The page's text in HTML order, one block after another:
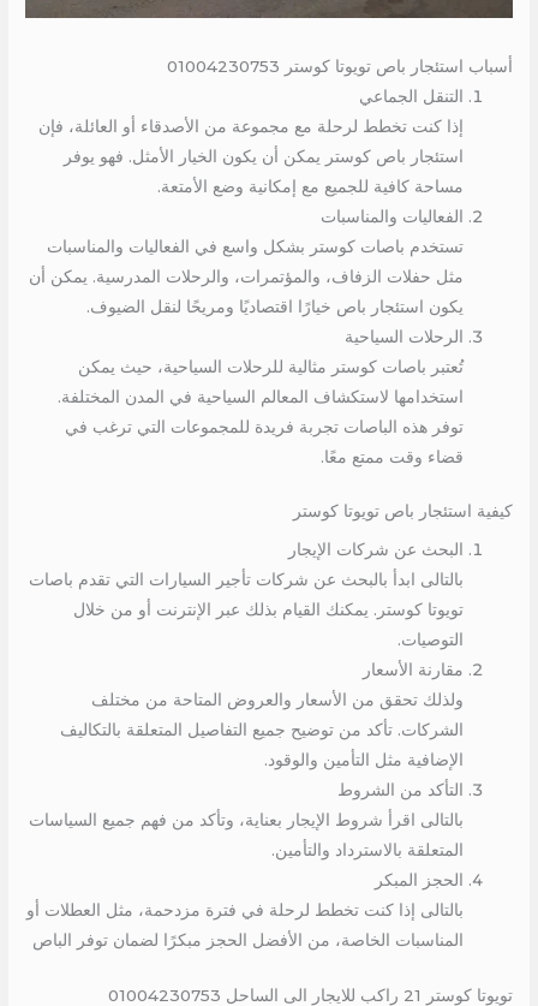
أسباب استئجار باص تويوتا كوستر 01004230753
التنقل الجماعي
إذا كنت تخطط لرحلة مع مجموعة من الأصدقاء أو العائلة، فإن
استئجار باص كوستر يمكن أن يكون الخيار الأمثل. فهو يوفر
مساحة كافية للجميع مع إمكانية وضع الأمتعة.
الفعاليات والمناسبات
تستخدم باصات كوستر بشكل واسع في الفعاليات والمناسبات
مثل حفلات الزفاف، والمؤتمرات، والرحلات المدرسية. يمكن أن
يكون استئجار باص خيارًا اقتصاديًا ومريحًا لنقل الضيوف.
الرحلات السياحية
تُعتبر باصات كوستر مثالية للرحلات السياحية، حيث يمكن
استخدامها لاستكشاف المعالم السياحية في المدن المختلفة.
توفر هذه الباصات تجربة فريدة للمجموعات التي ترغب في
قضاء وقت ممتع معًا.
كيفية استئجار باص تويوتا كوستر
البحث عن شركات الإيجار
بالتالى ابدأ بالبحث عن شركات تأجير السيارات التي تقدم باصات
تويوتا كوستر. يمكنك القيام بذلك عبر الإنترنت أو من خلال
التوصيات.
مقارنة الأسعار
ولذلك تحقق من الأسعار والعروض المتاحة من مختلف
الشركات. تأكد من توضيح جميع التفاصيل المتعلقة بالتكاليف
الإضافية مثل التأمين والوقود.
التأكد من الشروط
بالتالى اقرأ شروط الإيجار بعناية، وتأكد من فهم جميع السياسات
المتعلقة بالاسترداد والتأمين.
الحجز المبكر
بالتالى إذا كنت تخطط لرحلة في فترة مزدحمة، مثل العطلات أو
المناسبات الخاصة، من الأفضل الحجز مبكرًا لضمان توفر الباص
تويوتا كوستر 21 راكب للايجار الى الساحل 01004230753